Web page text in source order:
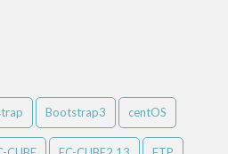
Bootstrap3 centOS